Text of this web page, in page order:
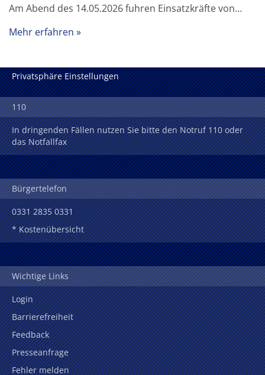
Am Abend des 14.05.2026 fuhren Einsatzkräfte von…
Mehr erfahren
Privatsphäre Einstellungen
110
In dringenden Fällen nutzen Sie bitte den Notruf 110 oder
das Notfallfax
Bürgertelefon
0331 2835 0331
* Kostenübersicht
Wichtige Links
Login
Barrierefreiheit
Feedback
Presseanfrage
Fehler melden